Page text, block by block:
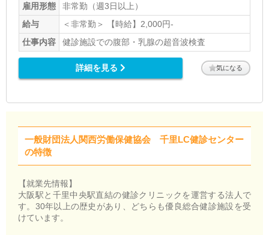
雇用形態
非常勤（週3日以上）
給与
＜非常勤＞ 【時給】2,000円-
仕事内容
健診施設での腹部・乳腺の超音波検査
詳細を見る 気になる
一般財団法人関西労働保健協会 千里LC健診センター
の特徴
【就業先情報】
大阪駅と千里中央駅直結の健診クリニックを運営する法人で
す。30年以上の歴史があり、どちらも優良総合健診施設を受
けています。